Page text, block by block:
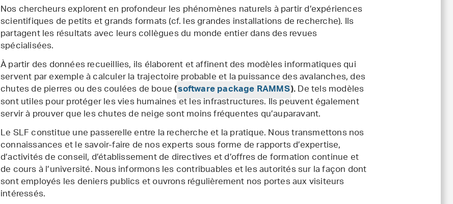
Nos chercheurs explorent en profondeur les phénomènes naturels à partir d’expériences
scientifiques de petits et grands formats (cf. les grandes installations de recherche). Ils
partagent les résultats avec leurs collègues du monde entier dans des revues
spécialisées.
À partir des données recueillies, ils élaborent et affinent des modèles informatiques qui
servent par exemple à calculer la trajectoire probable et la puissance des avalanches, des
chutes de pierres ou des coulées de boue(software package RAMMS).De tels modèles
sont utiles pour protéger les vies humaines et les infrastructures. Ils peuvent également
servir à prouver que les chutes de neige sont moins fréquentes qu’auparavant.
Le SLF constitue une passerelle entre la recherche et la pratique. Nous transmettons nos
connaissances et le savoir-faire de nos experts sous forme de rapports d’expertise,
d’activités de conseil, d’établissement de directives et d’offres de formation continue et
de cours à l’université. Nous informons les contribuables et les autorités sur la façon dont
sont employés les deniers publics et ouvrons régulièrement nos portes aux visiteurs
intéressés.